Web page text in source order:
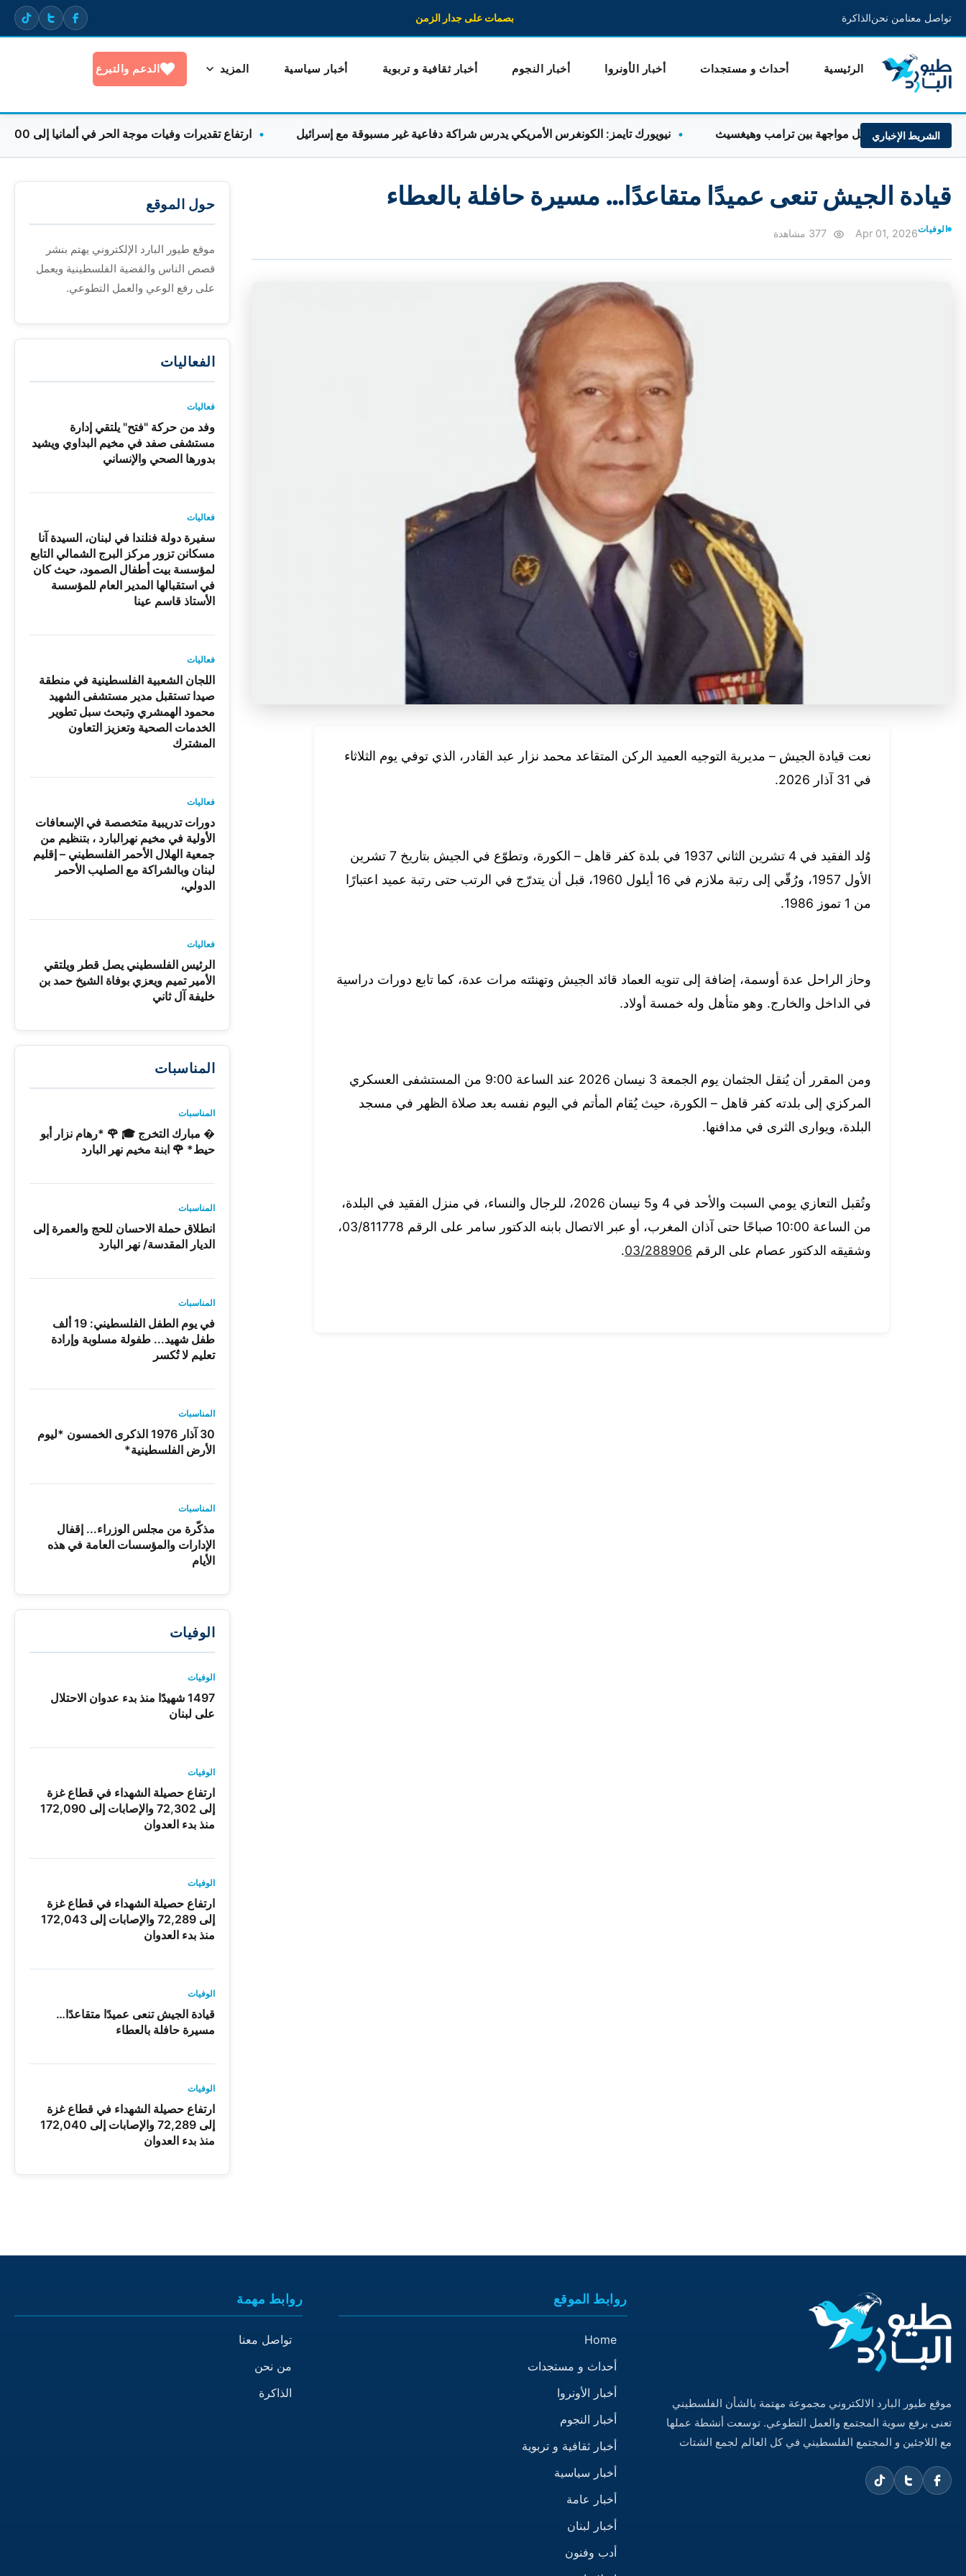
تواصل معنامن نحنالذاكرة بصمات على جدار الزمن
الرئيسية أحداث و مستجدات أخبار الأونروا أخبار النجوم أخبار ثقافية و تربوية أخبار سياسية المزيد الدعم والتبرع
الشريط الإخباري
الذخائر تشعل مواجهة بين ترامب وهيغسيث نيويورك تايمز: الكونغرس الأمريكي يدرس شراكة دفاعية غير مسبوقة مع إسرائيل ارتفاع تقديرات وفيات موجة الحر في ألمانيا إلى 9600 خلال أسبوع واحد
قيادة الجيش تنعى عميدًا متقاعدًا… مسيرة حافلة بالعطاء
الوفياتApr 01, 2026 377 مشاهدة
نعت قيادة الجيش – مديرية التوجيه العميد الركن المتقاعد محمد نزار عبد القادر، الذي توفي يوم الثلاثاء
في 31 آذار 2026.
وُلد الفقيد في 4 تشرين الثاني 1937 في بلدة كفر قاهل – الكورة، وتطوّع في الجيش بتاريخ 7 تشرين
الأول 1957، ورُقّي إلى رتبة ملازم في 16 أيلول 1960، قبل أن يتدرّج في الرتب حتى رتبة عميد اعتبارًا
من 1 تموز 1986.
وحاز الراحل عدة أوسمة، إضافة إلى تنويه العماد قائد الجيش وتهنئته مرات عدة، كما تابع دورات دراسية
في الداخل والخارج. وهو متأهل وله خمسة أولاد.
ومن المقرر أن يُنقل الجثمان يوم الجمعة 3 نيسان 2026 عند الساعة 9:00 من المستشفى العسكري
المركزي إلى بلدته كفر قاهل – الكورة، حيث يُقام المأتم في اليوم نفسه بعد صلاة الظهر في مسجد
البلدة، ويوارى الثرى في مدافنها.
وتُقبل التعازي يومي السبت والأحد في 4 و5 نيسان 2026، للرجال والنساء، في منزل الفقيد في البلدة،
من الساعة 10:00 صباحًا حتى آذان المغرب، أو عبر الاتصال بابنه الدكتور سامر على الرقم 03/811778،
وشقيقه الدكتور عصام على الرقم 03/288906
.
حول الموقع
موقع طيور البارد الإلكتروني يهتم بنشر
قصص الناس والقضية الفلسطينية ويعمل
على رفع الوعي والعمل التطوعي.
الفعاليات
فعاليات
وفد من حركة "فتح" يلتقي إدارة
مستشفى صفد في مخيم البداوي ويشيد
بدورها الصحي والإنساني
فعاليات
سفيرة دولة فنلندا في لبنان، السيدة آنا
مسكانن تزور مركز البرج الشمالي التابع
لمؤسسة بيت أطفال الصمود، حيث كان
في استقبالها المدير العام للمؤسسة
الأستاذ قاسم عينا
فعاليات
اللجان الشعبية الفلسطينية في منطقة
صيدا تستقبل مدير مستشفى الشهيد
محمود الهمشري وتبحث سبل تطوير
الخدمات الصحية وتعزيز التعاون
المشترك
فعاليات
دورات تدريبية متخصصة في الإسعافات
الأولية في مخيم نهرالبارد ، بتنظيم من
جمعية الهلال الأحمر الفلسطيني – إقليم
لبنان وبالشراكة مع الصليب الأحمر
الدولي،
فعاليات
الرئيس الفلسطيني يصل قطر ويلتقي
الأمير تميم ويعزي بوفاة الشيخ حمد بن
خليفة آل ثاني
المناسبات
المناسبات
� مبارك التخرج 🎓 🌹 *رهام نزار أبو
حيط* 🌹 ابنة مخيم نهر البارد
المناسبات
انطلاق حملة الاحسان للحج والعمرة إلى
الديار المقدسة/ نهر البارد
المناسبات
في يوم الطفل الفلسطيني: 19 ألف
طفل شهيد... طفولة مسلوبة وإرادة
تعليم لا تُكسر
المناسبات
30 آذار 1976 الذكرى الخمسون *ليوم
الأرض الفلسطينية*
المناسبات
مذكّرة من مجلس الوزراء... إقفال
الإدارات والمؤسسات العامة في هذه
الأيام
الوفيات
الوفيات
1497 شهيدًا منذ بدء عدوان الاحتلال
على لبنان
الوفيات
ارتفاع حصيلة الشهداء في قطاع غزة
إلى 72,302 والإصابات إلى 172,090
منذ بدء العدوان
الوفيات
ارتفاع حصيلة الشهداء في قطاع غزة
إلى 72,289 والإصابات إلى 172,043
منذ بدء العدوان
الوفيات
قيادة الجيش تنعى عميدًا متقاعدًا…
مسيرة حافلة بالعطاء
الوفيات
ارتفاع حصيلة الشهداء في قطاع غزة
إلى 72,289 والإصابات إلى 172,040
منذ بدء العدوان
موقع طيور البارد الالكتروني مجموعة مهتمة بالشأن الفلسطيني
تعنى برفع سوية المجتمع والعمل التطوعي. توسعت أنشطة عملها
مع اللاجئين و المجتمع الفلسطيني في كل العالم لجمع الشتات
روابط الموقع
Home
أحداث و مستجدات
أخبار الأونروا
أخبار النجوم
أخبار ثقافية و تربوية
أخبار سياسية
أخبار عامة
أخبار لبنان
أدب وفنون
روابط مهمة
تواصل معنا
من نحن
الذاكرة